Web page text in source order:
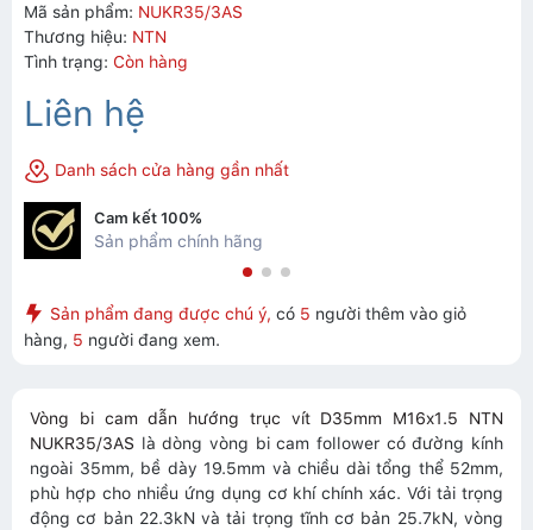
Mã sản phẩm: NUKR35/3AS
Thương hiệu: NTN
Tình trạng: Còn hàng
Liên hệ
Danh sách cửa hàng gần nhất
Cam kết 100%
Sản phẩm chính hãng
Sản phẩm đang được chú ý, có 5 người thêm vào giỏ
hàng, 5 người đang xem.
Vòng bi cam dẫn hướng trục vít D35mm M16x1.5 NTN
NUKR35/3AS là dòng vòng bi cam follower có đường kính
ngoài 35mm, bề dày 19.5mm và chiều dài tổng thể 52mm,
phù hợp cho nhiều ứng dụng cơ khí chính xác. Với tải trọng
động cơ bản 22.3kN và tải trọng tĩnh cơ bản 25.7kN, vòng